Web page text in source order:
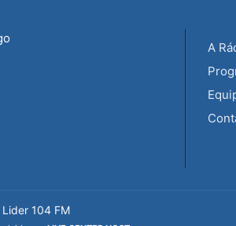
A
Lider 104 FM